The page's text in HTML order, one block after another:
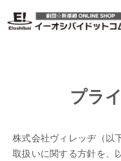
プラ
株式会社ヴィレッヂ（以
取扱いに関する方針を、